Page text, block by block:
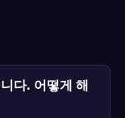
다. 어떻게 해